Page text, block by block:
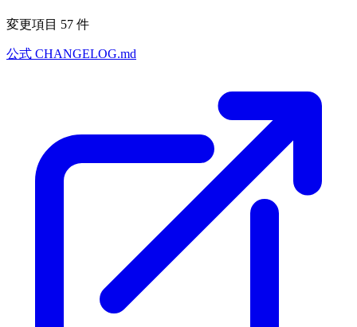
変更項目 57 件
公式 CHANGELOG.md